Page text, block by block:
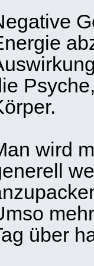
wird
über